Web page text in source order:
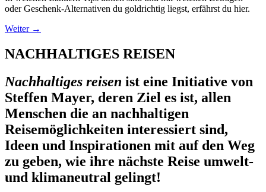
oder Geschenk-Alternativen du goldrichtig liegst, erfährst du hier.
Weiter →
NACHHALTIGES REISEN
Nachhaltiges reisen ist eine Initiative von
Steffen Mayer, deren Ziel es ist, allen
Menschen die an nachhaltigen
Reisemöglichkeiten interessiert sind,
Ideen und Inspirationen mit auf den Weg
zu geben, wie ihre nächste Reise umwelt-
und klimaneutral gelingt!